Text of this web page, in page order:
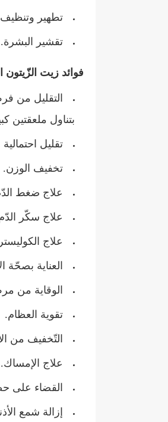
تطهير
تقشير البشرة.
فوائد زيت الزّيتون
التقليل من
بتناول ملعقتين
تقليل
تخفيف الوزن.
علاج ضغط
علاج سكّر
علاج
العناية بصحّة
الوقاية من
تقوية العظام.
التّخفيف من
علاج الإمساك.
القضاء على
إزالة شمع